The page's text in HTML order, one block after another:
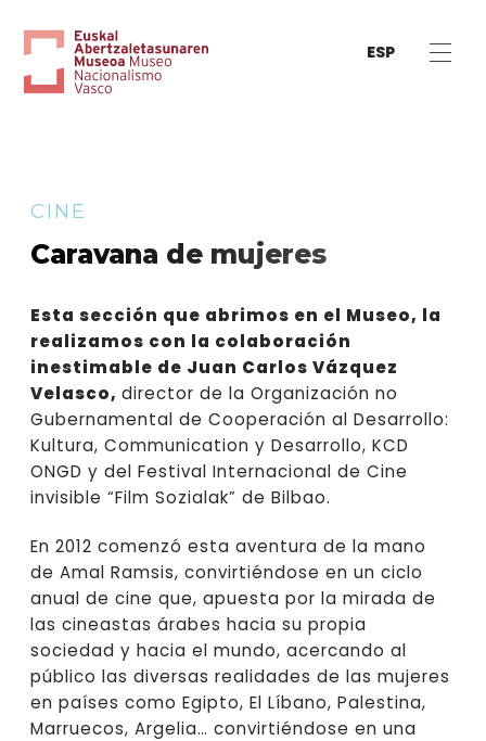
ESP
CINE
Caravana de mujeres
Esta sección que abrimos en el Museo, la
realizamos con la colaboración
inestimable de Juan Carlos Vázquez
Velasco,director de la Organización no
Gubernamental de Cooperación al Desarrollo:
Kultura, Communication y Desarrollo, KCD
ONGD y del Festival Internacional de Cine
invisible “Film Sozialak” de Bilbao.
En 2012 comenzó esta aventura de la mano
de Amal Ramsis, convirtiéndose en un ciclo
anual de cine que, apuesta por la mirada de
las cineastas árabes hacia su propia
sociedad y hacia el mundo, acercando al
público las diversas realidades de las mujeres
en países como Egipto, El Líbano, Palestina,
Marruecos, Argelia… convirtiéndose en una